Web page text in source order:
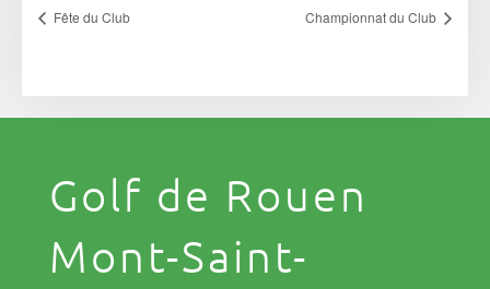
Fête du Club Championnat du Club
Golf de Rouen
Mont-Saint-